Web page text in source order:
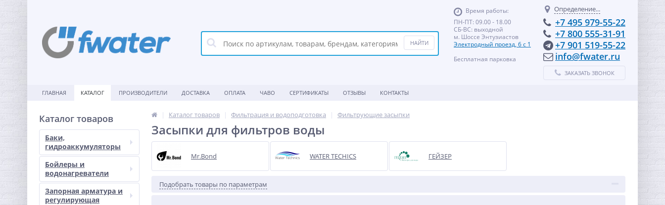
Время работы:
ПН-ПТ: 09.00 - 18.00
СБ-ВС: выходной
м. Шоссе Энтузиастов
Электродный проезд, 6 с 1
Бесплатная парковка
Определение...
+7 495 979-55-22
+7 800 555-31-91
+7 901 519-55-22
info@fwater.ru
ЗАКАЗАТЬ ЗВОНОК
ГЛАВНАЯ КАТАЛОГ ПРОИЗВОДИТЕЛИ ДОСТАВКА ОПЛАТА ЧАВО СЕРТИФИКАТЫ ОТЗЫВЫ КОНТАКТЫ
Каталог товаров
Баки,
гидроаккумуляторы
Бойлеры и
водонагреватели
Запорная арматура и
регулирующая
Каталог товаров Фильтрация и водоподготовка Фильтрующие засыпки
Засыпки для фильтров воды
Mr.Bond WATER TECHICS ГЕЙЗЕР
Подобрать товары по параметрам